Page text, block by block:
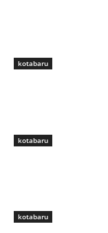
kotabaru
kotabaru
kotabaru